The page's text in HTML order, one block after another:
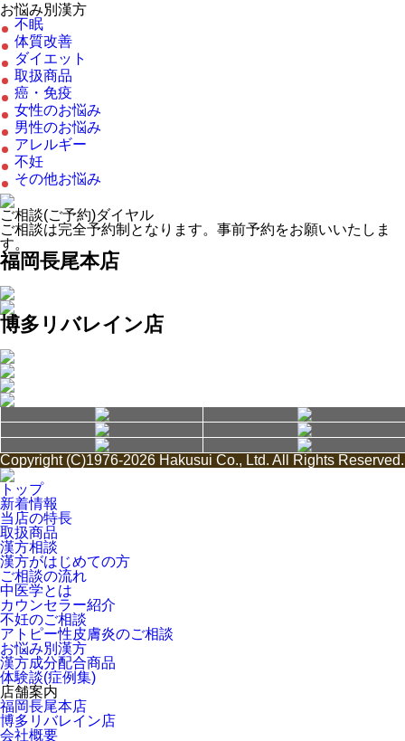
お悩み別漢方
不眠
体質改善
ダイエット
取扱商品
癌・免疫
女性のお悩み
男性のお悩み
アレルギー
不妊
その他お悩み
ご相談(ご予約)ダイヤル
ご相談は完全予約制となります。事前予約をお願いいたしま
す。
福岡長尾本店
博多リバレイン店
Copyright (C)1976-2026 Hakusui Co., Ltd. All Rights Reserved.
トップ
新着情報
当店の特長
取扱商品
漢方相談
漢方がはじめての方
ご相談の流れ
中医学とは
カウンセラー紹介
不妊のご相談
アトピー性皮膚炎のご相談
お悩み別漢方
漢方成分配合商品
体験談(症例集)
店舗案内
福岡長尾本店
博多リバレイン店
会社概要